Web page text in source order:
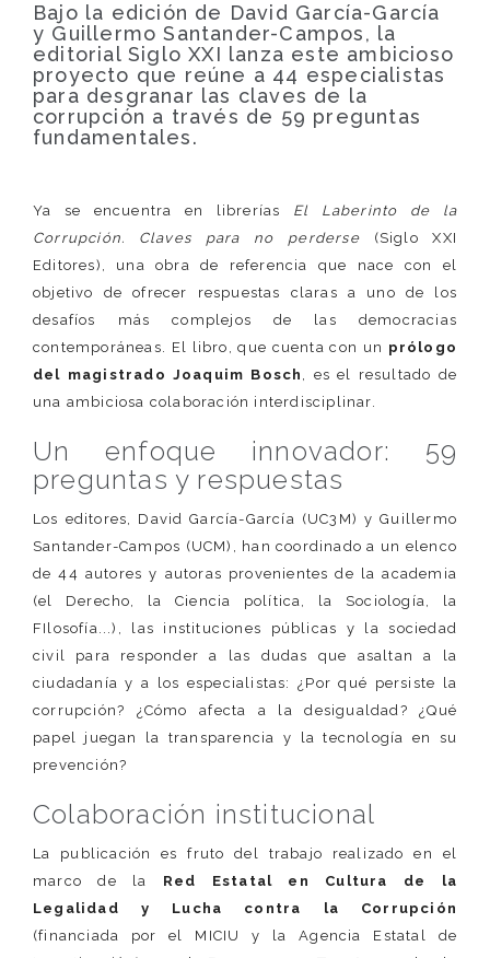
Bajo la edición de David García-García
y Guillermo Santander-Campos, la
editorial Siglo XXI lanza este ambicioso
proyecto que reúne a 44 especialistas
para desgranar las claves de la
corrupción a través de 59 preguntas
fundamentales.
Ya se encuentra en librerías El Laberinto de la
Corrupción. Claves para no perderse (Siglo XXI
Editores), una obra de referencia que nace con el
objetivo de ofrecer respuestas claras a uno de los
desafíos más complejos de las democracias
contemporáneas. El libro, que cuenta con un prólogo
del magistrado Joaquim Bosch , es el resultado de
una ambiciosa colaboración interdisciplinar.
Un enfoque innovador: 59
preguntas y respuestas
Los editores, David García-García (UC3M) y Guillermo
Santander-Campos (UCM), han coordinado a un elenco
de 44 autores y autoras provenientes de la academia
(el Derecho, la Ciencia política, la Sociología, la
FIlosofía...), las instituciones públicas y la sociedad
civil para responder a las dudas que asaltan a la
ciudadanía y a los especialistas: ¿Por qué persiste la
corrupción? ¿Cómo afecta a la desigualdad? ¿Qué
papel juegan la transparencia y la tecnología en su
prevención?
Colaboración institucional
La publicación es fruto del trabajo realizado en el
marco de la Red Estatal en Cultura de la
Legalidad y Lucha contra la Corrupción
(financiada por el MICIU y la Agencia Estatal de